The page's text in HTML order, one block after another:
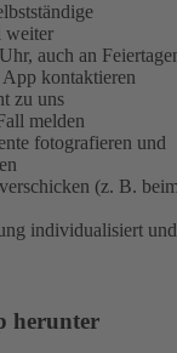
weiter
auch an
kontaktieren
zu uns
melden
fotografieren und
(z. B.
individualisiert und
herunter